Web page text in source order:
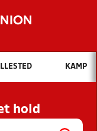
vil du søge efter?
OG NYHEDER
OG
KAMP
hold